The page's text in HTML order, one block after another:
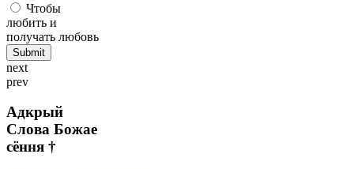
Чтобы
любить и
получать любовь
next
prev
Адкрый
Слова Божае
сёння †